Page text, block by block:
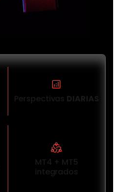
Perspectivas DIARIAS
MT4 + MT5
integrados